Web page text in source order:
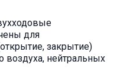
для
закрытие)
воздуха, нейтральных